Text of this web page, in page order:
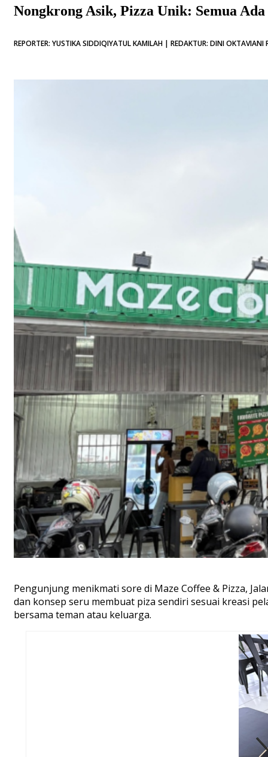
Nongkrong Asik, Pizza Unik: Semua
REPORTER: YUSTIKA SIDDIQIYATUL KAMILAH | REDAKTUR: DINI
Pengunjung menikmati sore di Maze Coffee & Pizza,
dan konsep seru membuat piza sendiri sesuai kreasi
bersama teman atau keluarga.